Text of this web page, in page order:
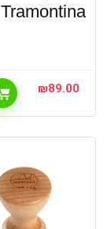
Tramontina
₪89.00